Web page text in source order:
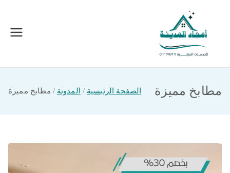
المحتوى
امجاد المدينة للخدمات المنزلية
مطابخ مميزة الصفحة الرئيسية المدونة مطابخ مميزة